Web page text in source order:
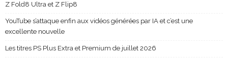
Z Fold8 Ultra et Z Flip8
YouTube s’attaque enfin aux vidéos générées par IA et c’est une
excellente nouvelle
Les titres PS Plus Extra et Premium de juillet 2026